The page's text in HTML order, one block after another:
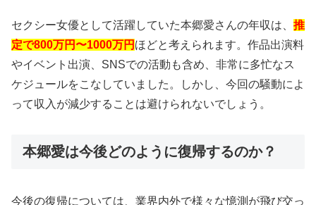
セクシー女優として活躍していた本郷愛さんの年収は、 推
定で800万円〜1000万円 ほどと考えられます。作品出演料
やイベント出演、SNSでの活動も含め、非常に多忙なス
ケジュールをこなしていました。しかし、今回の騒動によ
って収入が減少することは避けられないでしょう。
本郷愛は今後どのように復帰するのか？
今後の復帰については、業界内外で様々な憶測が飛び交っ